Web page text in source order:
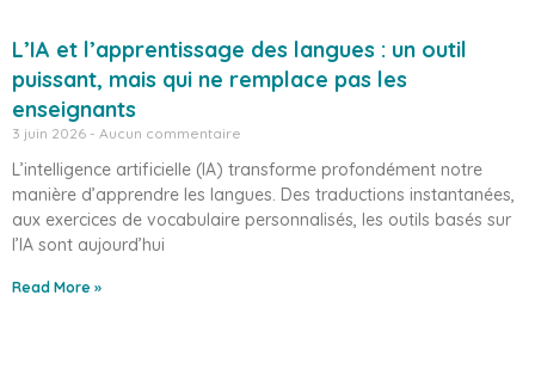
L’IA et l’apprentissage des langues : un outil
puissant, mais qui ne remplace pas les
enseignants
3 juin 2026 Aucun commentaire
L’intelligence artificielle (IA) transforme profondément notre
manière d’apprendre les langues. Des traductions instantanées,
aux exercices de vocabulaire personnalisés, les outils basés sur
l’IA sont aujourd’hui
Read More »